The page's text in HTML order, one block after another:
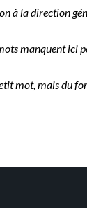
à la direction
manquent ici
mot, mais du